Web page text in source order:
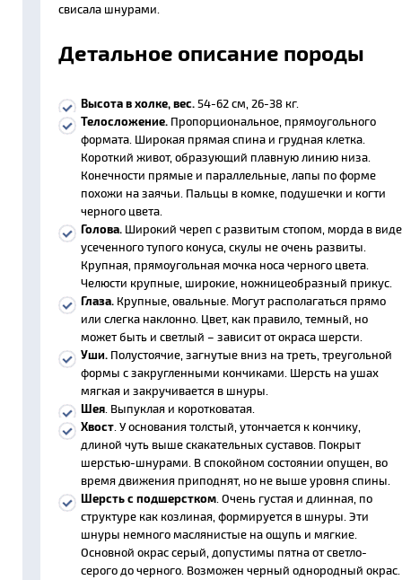
свисала шнурами.
Детальное описание породы
Высота в холке, вес. 54-62 см, 26-38 кг.
Телосложение. Пропорциональное, прямоугольного
формата. Широкая прямая спина и грудная клетка.
Короткий живот, образующий плавную линию низа.
Конечности прямые и параллельные, лапы по форме
похожи на заячьи. Пальцы в комке, подушечки и когти
черного цвета.
Голова. Широкий череп с развитым стопом, морда в виде
усеченного тупого конуса, скулы не очень развиты.
Крупная, прямоугольная мочка носа черного цвета.
Челюсти крупные, широкие, ножницеобразный прикус.
Глаза. Крупные, овальные. Могут располагаться прямо
или слегка наклонно. Цвет, как правило, темный, но
может быть и светлый – зависит от окраса шерсти.
Уши. Полустоячие, загнутые вниз на треть, треугольной
формы с закругленными кончиками. Шерсть на ушах
мягкая и закручивается в шнуры.
Шея . Выпуклая и коротковатая.
Хвост . У основания толстый, утончается к кончику,
длиной чуть выше скакательных суставов. Покрыт
шерстью-шнурами. В спокойном состоянии опущен, во
время движения приподнят, но не выше уровня спины.
Шерсть с подшерстком . Очень густая и длинная, по
структуре как козлиная, формируется в шнуры. Эти
шнуры немного маслянистые на ощупь и мягкие.
Основной окрас серый, допустимы пятна от светло-
серого до черного. Возможен черный однородный окрас.